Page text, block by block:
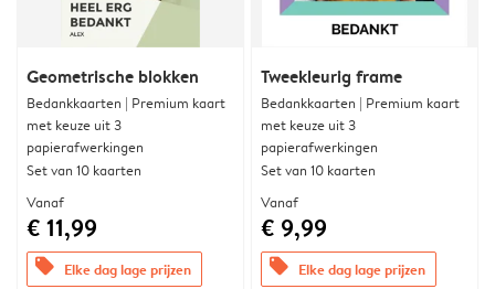
Geometrische blokken
Bedankkaarten | Premium kaart
met keuze uit 3
papierafwerkingen
Set van 10 kaarten
Vanaf
€ 11,99
offers Elke dag lage prijzen
Tweekleurig frame
Bedankkaarten | Premium kaart
met keuze uit 3
papierafwerkingen
Set van 10 kaarten
Vanaf
€ 9,99
offers Elke dag lage prijzen